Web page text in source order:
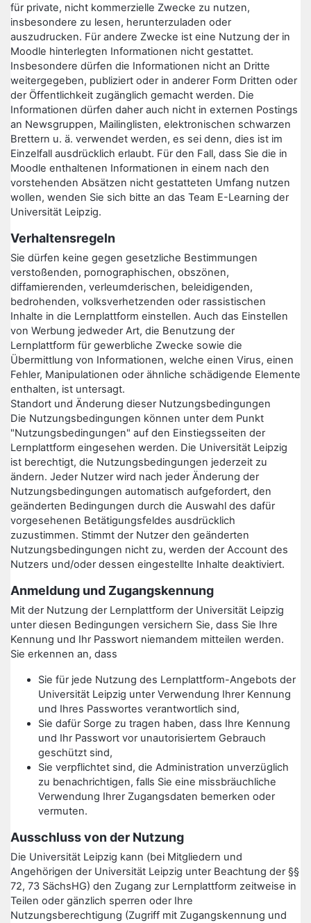
für private, nicht kommerzielle Zwecke zu nutzen,
insbesondere zu lesen, herunterzuladen oder
auszudrucken. Für andere Zwecke ist eine Nutzung der in
Moodle hinterlegten Informationen nicht gestattet.
Insbesondere dürfen die Informationen nicht an Dritte
weitergegeben, publiziert oder in anderer Form Dritten oder
der Öffentlichkeit zugänglich gemacht werden. Die
Informationen dürfen daher auch nicht in externen Postings
an Newsgruppen, Mailinglisten, elektronischen schwarzen
Brettern u. ä. verwendet werden, es sei denn, dies ist im
Einzelfall ausdrücklich erlaubt. Für den Fall, dass Sie die in
Moodle enthaltenen Informationen in einem nach den
vorstehenden Absätzen nicht gestatteten Umfang nutzen
wollen, wenden Sie sich bitte an das Team E-Learning der
Universität Leipzig.
Verhaltensregeln
Sie dürfen keine gegen gesetzliche Bestimmungen
verstoßenden, pornographischen, obszönen,
diffamierenden, verleumderischen, beleidigenden,
bedrohenden, volksverhetzenden oder rassistischen
Inhalte in die Lernplattform einstellen. Auch das Einstellen
von Werbung jedweder Art, die Benutzung der
Lernplattform für gewerbliche Zwecke sowie die
Übermittlung von Informationen, welche einen Virus, einen
Fehler, Manipulationen oder ähnliche schädigende Elemente
enthalten, ist untersagt.
Standort und Änderung dieser Nutzungsbedingungen
Die Nutzungsbedingungen können unter dem Punkt
"Nutzungsbedingungen" auf den Einstiegsseiten der
Lernplattform eingesehen werden. Die Universität Leipzig
ist berechtigt, die Nutzungsbedingungen jederzeit zu
ändern. Jeder Nutzer wird nach jeder Änderung der
Nutzungsbedingungen automatisch aufgefordert, den
geänderten Bedingungen durch die Auswahl des dafür
vorgesehenen Betätigungsfeldes ausdrücklich
zuzustimmen. Stimmt der Nutzer den geänderten
Nutzungsbedingungen nicht zu, werden der Account des
Nutzers und/oder dessen eingestellte Inhalte deaktiviert.
Anmeldung und Zugangskennung
Mit der Nutzung der Lernplattform der Universität Leipzig
unter diesen Bedingungen versichern Sie, dass Sie Ihre
Kennung und Ihr Passwort niemandem mitteilen werden.
Sie erkennen an, dass
Sie für jede Nutzung des Lernplattform-Angebots der
Universität Leipzig unter Verwendung Ihrer Kennung
und Ihres Passwortes verantwortlich sind,
Sie dafür Sorge zu tragen haben, dass Ihre Kennung
und Ihr Passwort vor unautorisiertem Gebrauch
geschützt sind,
Sie verpflichtet sind, die Administration unverzüglich
zu benachrichtigen, falls Sie eine missbräuchliche
Verwendung Ihrer Zugangsdaten bemerken oder
vermuten.
Ausschluss von der Nutzung
Die Universität Leipzig kann (bei Mitgliedern und
Angehörigen der Universität Leipzig unter Beachtung der §§
72, 73 SächsHG) den Zugang zur Lernplattform zeitweise in
Teilen oder gänzlich sperren oder Ihre
Nutzungsberechtigung (Zugriff mit Zugangskennung und